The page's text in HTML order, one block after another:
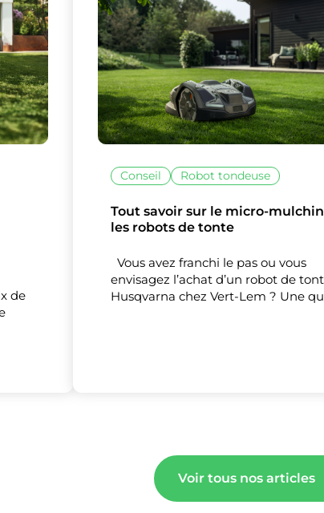
site utilise des cookies et vous
vous souhaitez
Nos partenaires(1)
Tout accepter Tout refuser
de
Conseil Robot tondeuse
Tout savoir sur le micro-
les robots de tonte
Vous avez franchi le pas ou vous
envisagez l’achat d’un robot de
Husqvarna chez Vert-Lem ? Une
Voir tous nos articles